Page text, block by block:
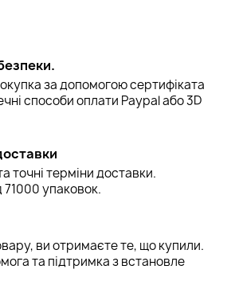
за допомогою сертифіката
способи оплати Paypal або 3D
точні терміни доставки.
упаковок.
ви отримаєте те, що купили.
та підтримка з встановле